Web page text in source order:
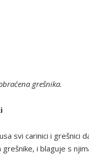
grešnika.
svi carinici i grešnici
i blaguje s